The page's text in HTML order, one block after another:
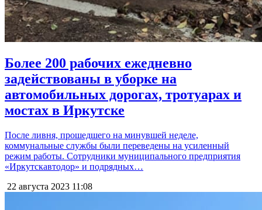
Более 200 рабочих ежедневно
задействованы в уборке на
автомобильных дорогах, тротуарах и
мостах в Иркутске
После ливня, прошедшего на минувшей неделе,
коммунальные службы были переведены на усиленный
режим работы. Сотрудники муниципального предприятия
«Иркутскавтодор» и подрядных…
22 августа 2023 11:08